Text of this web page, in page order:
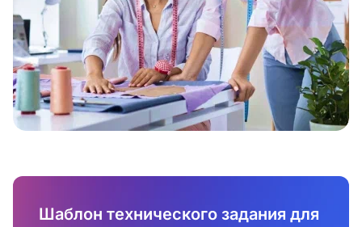
Шаблон технического задания для